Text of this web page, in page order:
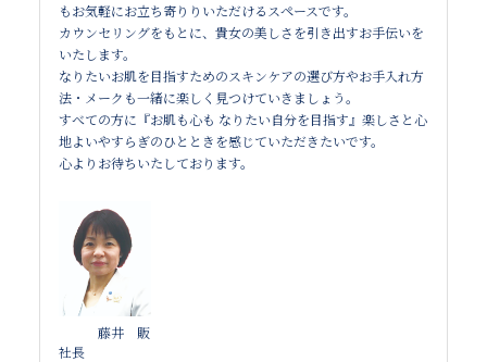
もお気軽にお立ち寄りりいただけるスペースです。
カウンセリングをもとに、貴女の美しさを引き出すお手伝いを
いたします。
なりたいお肌を目指すためのスキンケアの選び方やお手入れ方
法・メークも一緒に楽しく見つけていきましょう。
すべての方に『お肌も心も なりたい自分を目指す』楽しさと心
地よいやすらぎのひとときを感じていただきたいです。
心よりお待ちいたしております。
藤井 販
社長